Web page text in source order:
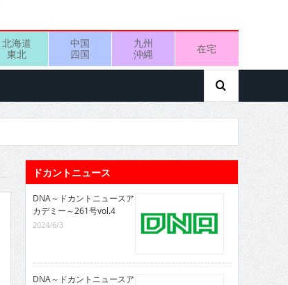
北海道
東北
中国
四国
九州
沖縄
在宅
ドカントニュース
DNA～ドカントニュースア
カデミー～261号vol.4
2024/6/3
DNA～ドカントニュースア